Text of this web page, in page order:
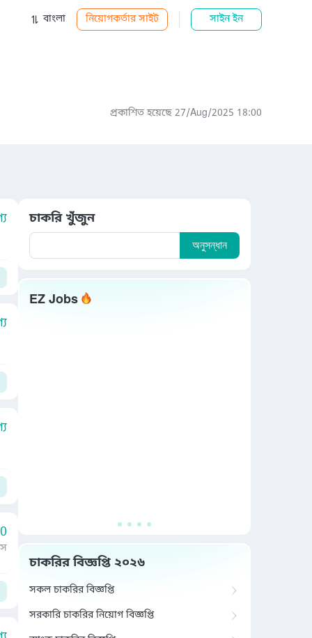
বাংলা নিয়োগকর্তার সাইট সাইন ইন
প্রকাশিত হয়েছে 27/Aug/2025 18:00
চাকরি খুঁজুন
অনুসন্ধান
EZ Jobs
চাকরির বিজ্ঞপ্তি ২০২৬
সকল চাকরির বিজ্ঞপ্তি
সরকারি চাকরির নিয়োগ বিজ্ঞপ্তি